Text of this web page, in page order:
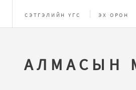
СЭТГЭЛИЙН ҮГС ЭХ ОРОН
АЛМАСЫН